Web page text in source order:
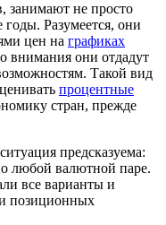
занимают не просто
Разумеется, они
цен на графиках
внимания они отдадут
Такой вид
процентные
стран, прежде
предсказуема:
любой валютной паре.
все варианты и
позиционных